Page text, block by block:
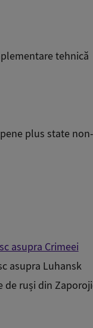
tehnică
plus state
asupra Crimeei
asupra Luhansk
de ruși din Zapo